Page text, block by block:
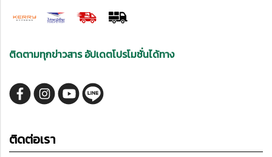
ติดตามทุกข่าวสาร อัปเดตโปรโมชั่นได้ทาง
ติดต่อเรา